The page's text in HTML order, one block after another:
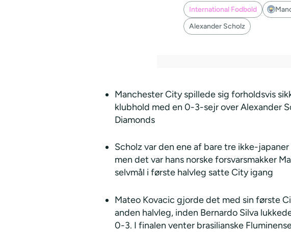
International Fodbold
Alexander Scholz
Manchester City spillede sig forholdsvis
klubhold med en 0-3-sejr over Alexander
Diamonds
Scholz var den ene af bare tre ikke-
men det var hans norske forsvarsmakker
selvmål i første halvleg satte City igang
Mateo Kovacic gjorde det med sin første
anden halvleg, inden Bernardo Silva
0-3. I finalen venter brasilianske